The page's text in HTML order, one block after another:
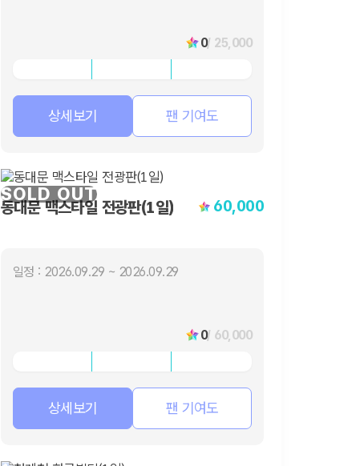
0/ 25,000
상세보기 팬 기여도
SOLD OUT
동대문 맥스타일 전광판(1일) 60,000
일정 : 2026.09.29 ~ 2026.09.29
0/ 60,000
상세보기 팬 기여도